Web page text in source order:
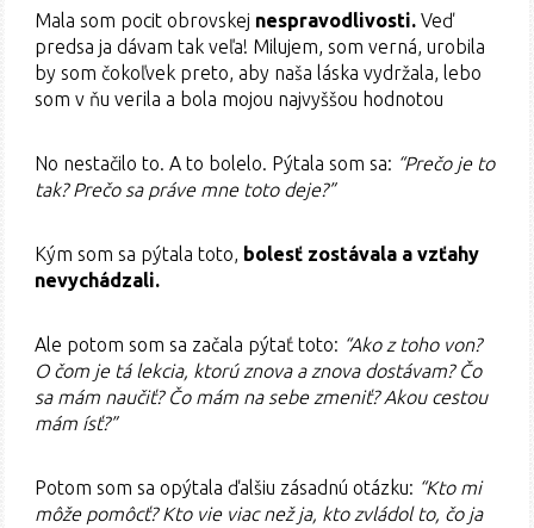
Mala som pocit obrovskej nespravodlivosti. Veď
predsa ja dávam tak veľa! Milujem, som verná, urobila
by som čokoľvek preto, aby naša láska vydržala, lebo
som v ňu verila a bola mojou najvyššou hodnotou
No nestačilo to. A to bolelo. Pýtala som sa: “Prečo je to
tak? Prečo sa práve mne toto deje?”
Kým som sa pýtala toto, bolesť zostávala a vzťahy
nevychádzali.
Ale potom som sa začala pýtať toto: “Ako z toho von?
O čom je tá lekcia, ktorú znova a znova dostávam? Čo
sa mám naučiť? Čo mám na sebe zmeniť? Akou cestou
mám ísť?”
Potom som sa opýtala ďalšiu zásadnú otázku: “Kto mi
môže pomôcť? Kto vie viac než ja, kto zvládol to, čo ja